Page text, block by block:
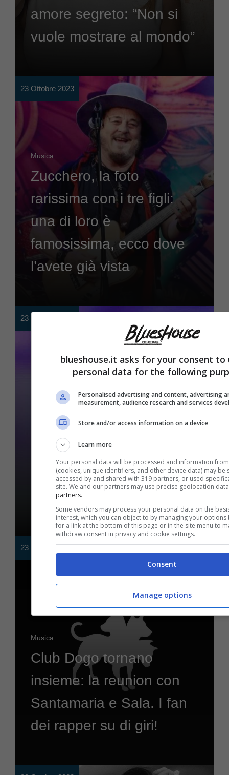
amore segreto: “Non si
vuole mostrare al mondo”
23 Ottobre 2023
Musica
Zucchero, la foto
rarissima con i tre figli:
una di loro è
famosissima, ecco dove
l’avete già vista
23 Ottobre 2023
Pink è malata: la popstar
cancella tutti i live. Cosa
sta succedendo
23 Ottobre 2023
Musica
Club Dogo tornano
insieme: la reunion con
Santamaria e Sala. I fan
dei rapper su di giri!
blueshouse.it asks for your consent to
personal data for the following
Personalised advertising and content, advertising
measurement, audience research and services
Store and/or access information on a device
Learn more
Your personal data will be processed and information
(cookies, unique identifiers, and other device data) may be
accessed by and shared with 319 partners, or used
site. We and our partners may use precise geolocation
partners.
Some vendors may process your personal data on the
interest, which you can object to by managing your options
for a link at the bottom of this page or in the site menu to
withdraw consent in privacy and cookie settings.
Consent
Manage options